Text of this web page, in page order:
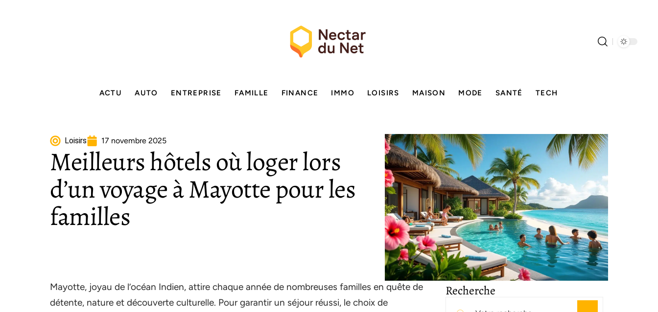
ACTU AUTO ENTREPRISE FAMILLE FINANCE IMMO LOISIRS MAISON MODE SANTÉ TECH
Loisirs 17 novembre 2025
Meilleurs hôtels où loger lors
d’un voyage à Mayotte pour les
familles
Mayotte, joyau de l’océan Indien, attire chaque année de nombreuses familles en quête de
détente, nature et découverte culturelle. Pour garantir un séjour réussi, le choix de
Recherche